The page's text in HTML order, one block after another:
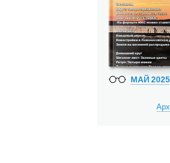
МАЙ 2025